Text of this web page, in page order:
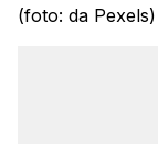
(foto: da Pexels)